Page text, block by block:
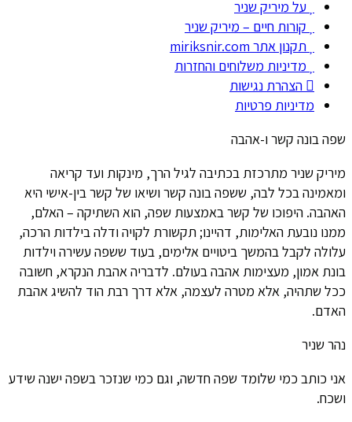
על מיריק שניר
קורות חיים – מיריק שניר
תקנון אתר miriksnir.com
מדיניות משלוחים והחזרות
הצהרת נגישות
מדיניות פרטיות
שפה בונה קשר ו-אהבה
מיריק שניר מתרכזת בכתיבה לגיל הרך, מינקות ועד קריאה
ומאמינה בכל לבה, ששפה בונה קשר ושיאו של קשר בין-אישי היא
האהבה. היפוכו של קשר באמצעות שפה, הוא השתיקה – האלם,
ממנו נובעת האלימות, דהיינו; תקשורת לקויה ודלה בילדות הרכה,
עלולה לקבל בהמשך ביטויים אלימים, בעוד ששפה עשירה וילדות
בונת אמון, מעצימות אהבה בעולם. לדבריה אהבת הנקרא, חשובה
ככל שתהיה, אלא מטרה לעצמה, אלא דרך רבת הוד להשיג אהבת
האדם.
נהר שניר
אני כותב כמי שלומד שפה חדשה, וגם כמי שנזכר בשפה ישנה שידע
ושכח.